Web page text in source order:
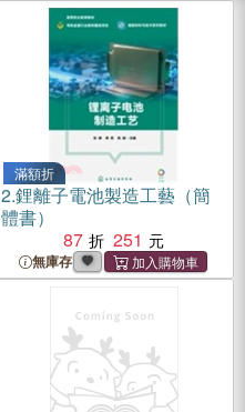
滿額折
2.鋰離子電池製造工藝（簡
體書）
87
251
無庫存